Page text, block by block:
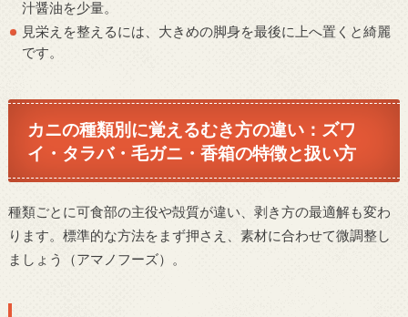
汁醤油を少量。
見栄えを整えるには、大きめの脚身を最後に上へ置くと綺麗
です。
カニの種類別に覚えるむき方の違い：ズワ
イ・タラバ・毛ガニ・香箱の特徴と扱い方
種類ごとに可食部の主役や殻質が違い、剥き方の最適解も変わ
ります。標準的な方法をまず押さえ、素材に合わせて微調整し
ましょう（アマノフーズ）。